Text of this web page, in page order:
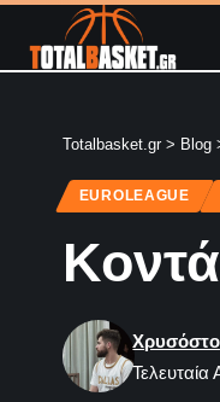
Totalbasket.gr > Blog
EUROLEAGUE